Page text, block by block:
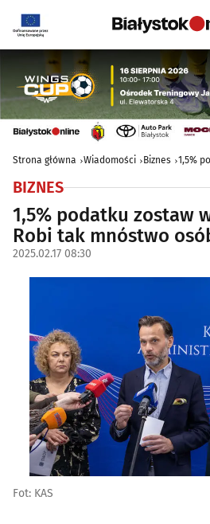
Strona główna Wiadomości Biznes 1,5%
BIZNES
1,5% podatku zostaw
Robi tak mnóstwo
2025.02.17 08:30
Fot: KAS